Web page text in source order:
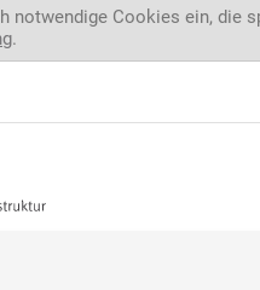
Cookies ein, die
.